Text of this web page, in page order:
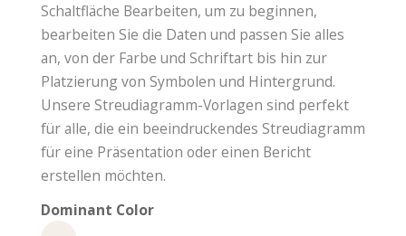
Schaltfläche Bearbeiten, um zu beginnen,
bearbeiten Sie die Daten und passen Sie alles
an, von der Farbe und Schriftart bis hin zur
Platzierung von Symbolen und Hintergrund.
Unsere Streudiagramm-Vorlagen sind perfekt
für alle, die ein beeindruckendes Streudiagramm
für eine Präsentation oder einen Bericht
erstellen möchten.
Dominant Color